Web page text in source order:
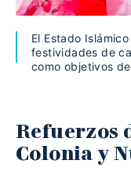
El Estado
festividades de
como objetivos
Refuerzos
Colonia y